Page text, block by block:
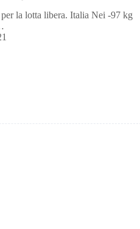
la lotta libera. Italia Nei -97 kg